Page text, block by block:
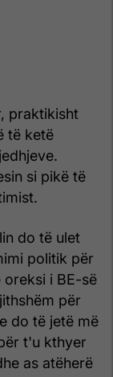
praktikisht
të ketë
si pikë të
do të ulet
politik për
i BE-së
për
do të jetë më
t'u kthyer
as atëherë